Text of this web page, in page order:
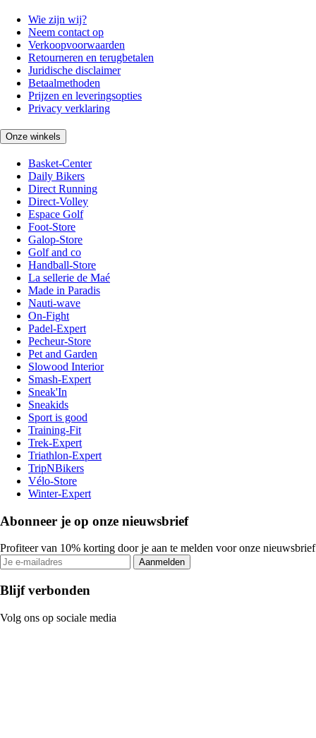
Wie zijn wij?
Neem contact op
Verkoopvoorwaarden
Retourneren en terugbetalen
Juridische disclaimer
Betaalmethoden
Prijzen en leveringsopties
Privacy verklaring
Onze winkels
Basket-Center
Daily Bikers
Direct Running
Direct-Volley
Espace Golf
Foot-Store
Galop-Store
Golf and co
Handball-Store
La sellerie de Maé
Made in Paradis
Nauti-wave
On-Fight
Padel-Expert
Pecheur-Store
Pet and Garden
Slowood Interior
Smash-Expert
Sneak'In
Sneakids
Sport is good
Training-Fit
Trek-Expert
Triathlon-Expert
TripNBikers
Vélo-Store
Winter-Expert
Abonneer je op onze nieuwsbrief
Profiteer van 10% korting door je aan te melden voor onze nieuwsbrief
Aanmelden
Blijf verbonden
Volg ons op sociale media